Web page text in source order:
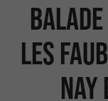
les